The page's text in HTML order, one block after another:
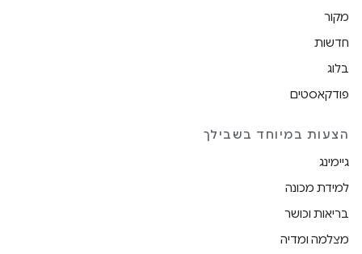
מקור
חדשות
בלוג
פודקאסטים
הצעות במיוחד בשבילך
גיימינג
למידת מכונה
בריאות וכושר
מצלמה ומדיה